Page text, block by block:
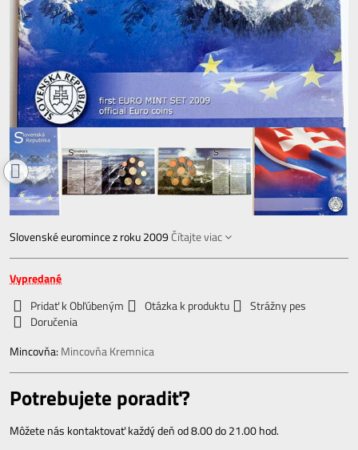
Slovenské euromince z roku 2009Čítajte viac
Vypredané
Pridať k Obľúbeným
Otázka k produktu
Strážny pes
Doručenia
Mincovňa: Mincovňa Kremnica
Potrebujete poradiť?
Môžete nás kontaktovať každý deň od 8.00 do 21.00 hod.